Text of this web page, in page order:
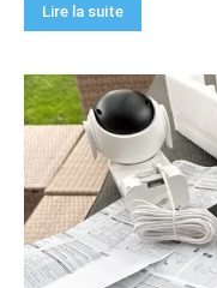
Lire la suite